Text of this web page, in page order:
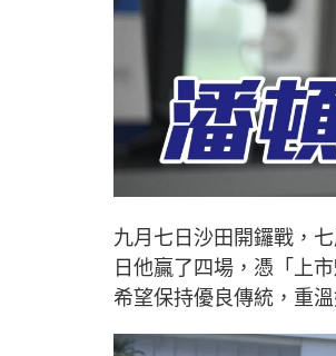
九月七日沙田開鑼戰，
日他贏了四場，憑「上
希望保持優良傳統，重溫